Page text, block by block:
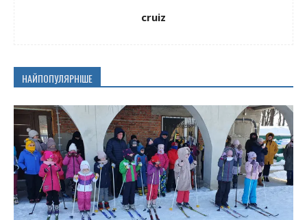
cruiz
НАЙПОПУЛЯРНІШЕ